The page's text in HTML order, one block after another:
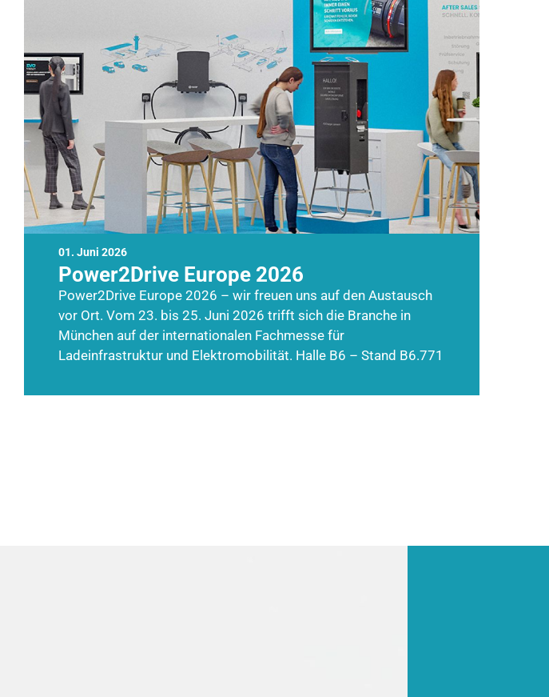
01. Juni 2026
Power2Drive Europe 2026
Power2Drive Europe 2026 – wir freuen uns auf den Austausch
vor Ort. Vom 23. bis 25. Juni 2026 trifft sich die Branche in
München auf der internationalen Fachmesse für
Ladeinfrastruktur und Elektromobilität. Halle B6 – Stand B6.771